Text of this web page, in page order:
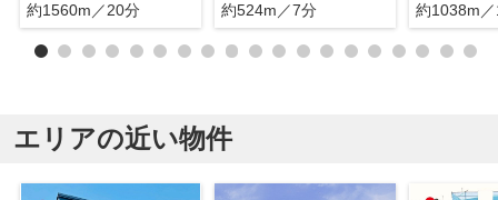
約1560m／20分
約524m／7分
約1038m
エリアの近い物件